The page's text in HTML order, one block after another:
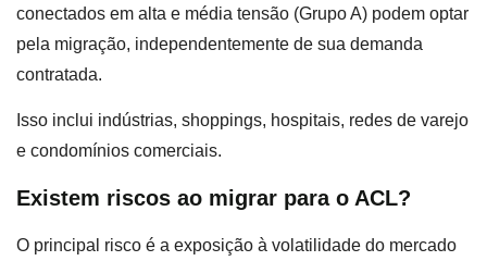
conectados em alta e média tensão (Grupo A) podem optar
pela migração, independentemente de sua demanda
contratada.
Isso inclui indústrias, shoppings, hospitais, redes de varejo
e condomínios comerciais.
Existem riscos ao migrar para o ACL?
O principal risco é a exposição à volatilidade do mercado